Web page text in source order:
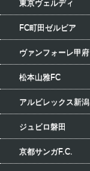
東京ヴェルディ
FC町田ゼルビア
ヴァンフォーレ甲府
松本山雅FC
アルビレックス新潟
ジュビロ磐田
京都サンガF.C.